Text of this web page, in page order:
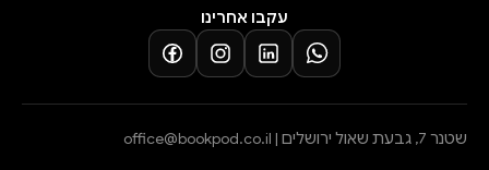
עקבו אחרינו
שטנר 7, גבעת שאול ירושלים | office@bookpod.co.il